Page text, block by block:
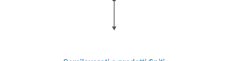
Semilavorati e prodotti finiti